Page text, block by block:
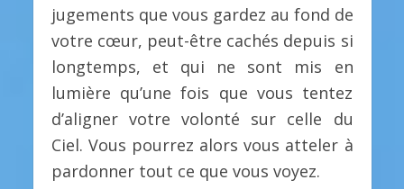
jugements que vous gardez au fond de
votre cœur, peut-être cachés depuis si
longtemps, et qui ne sont mis en
lumière qu’une fois que vous tentez
d’aligner votre volonté sur celle du
Ciel. Vous pourrez alors vous atteler à
pardonner tout ce que vous voyez.